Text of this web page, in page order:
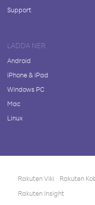
Support
LADDA NER
Android
iPhone & iPad
Windows PC
Mac
Linux
Rakuten Viki Rakuten
Rakuten Insight